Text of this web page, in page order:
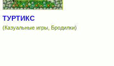
ТУРТИКС
(Казуальные игры, Бродилки)